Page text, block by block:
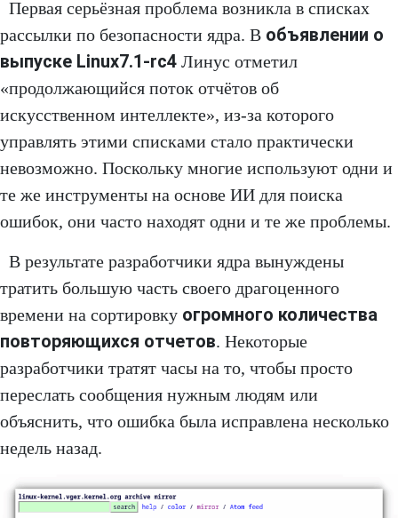
Первая серьёзная проблема возникла в списках
рассылки по безопасности ядра. В объявлении о
выпуске Linux7.1-rc4 Линус отметил
«продолжающийся поток отчётов об
искусственном интеллекте», из-за которого
управлять этими списками стало практически
невозможно. Поскольку многие используют одни и
те же инструменты на основе ИИ для поиска
ошибок, они часто находят одни и те же проблемы.
В результате разработчики ядра вынуждены
тратить большую часть своего драгоценного
времени на сортировку огромного количества
повторяющихся отчетов. Некоторые
разработчики тратят часы на то, чтобы просто
переслать сообщения нужным людям или
объяснить, что ошибка была исправлена несколько
недель назад.